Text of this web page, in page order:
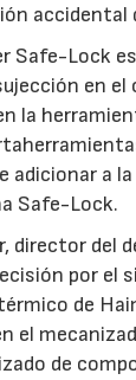
accidental
Safe-Lock
en
la
adicionar a
Safe-Lock.
director del
por
de
el
de